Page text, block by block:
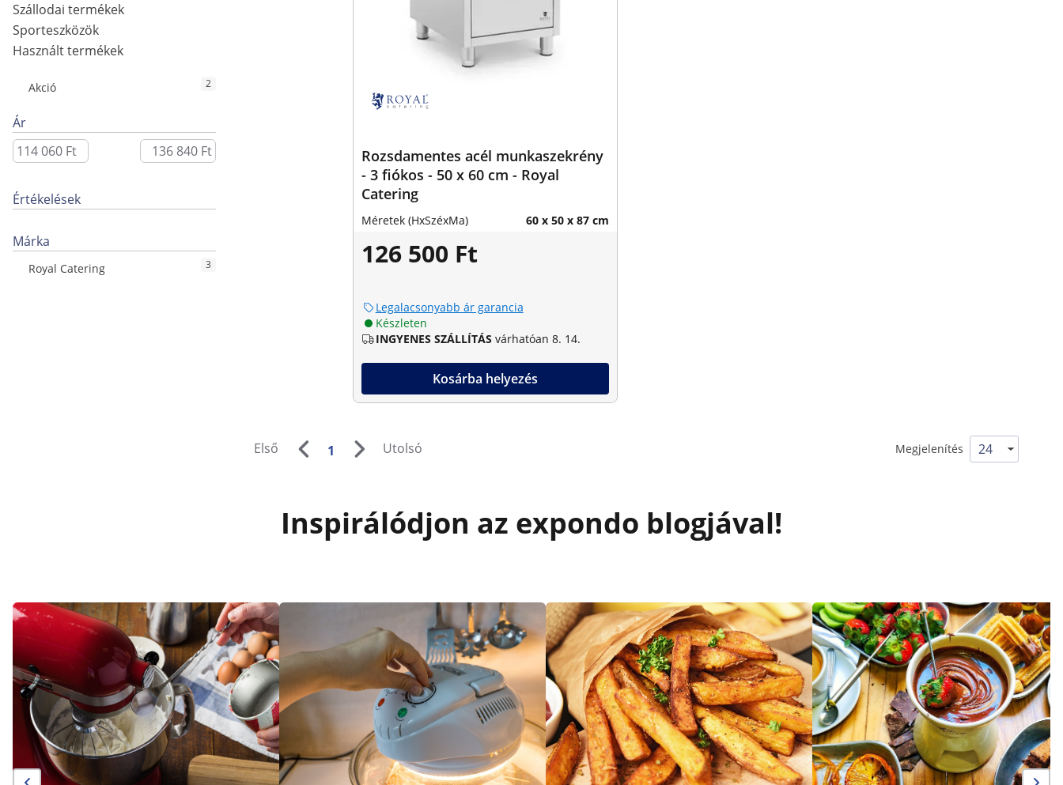
Szállodai termékek
Sporteszközök
Használt termékek
Akció 2
Ár
Értékelések
Márka
Royal Catering 3
Rozsdamentes acél munkaszekrény
- 3 fiókos - 50 x 60 cm - Royal
Catering
Méretek (HxSzéxMa) 60 x 50 x 87 cm
126 500 Ft
Legalacsonyabb ár garancia
Készleten
INGYENES SZÁLLÍTÁS várhatóan 8. 14.
Kosárba helyezés
Első 1 Utolsó Megjelenítés
Inspirálódjon az expondo blogjával!